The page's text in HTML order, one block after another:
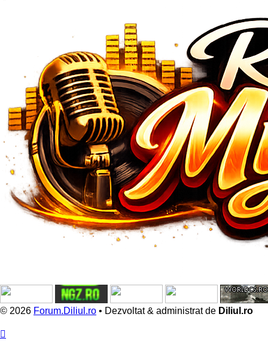
© 2026 Forum.Diliul.ro • Dezvoltat & administrat de Diliul.ro